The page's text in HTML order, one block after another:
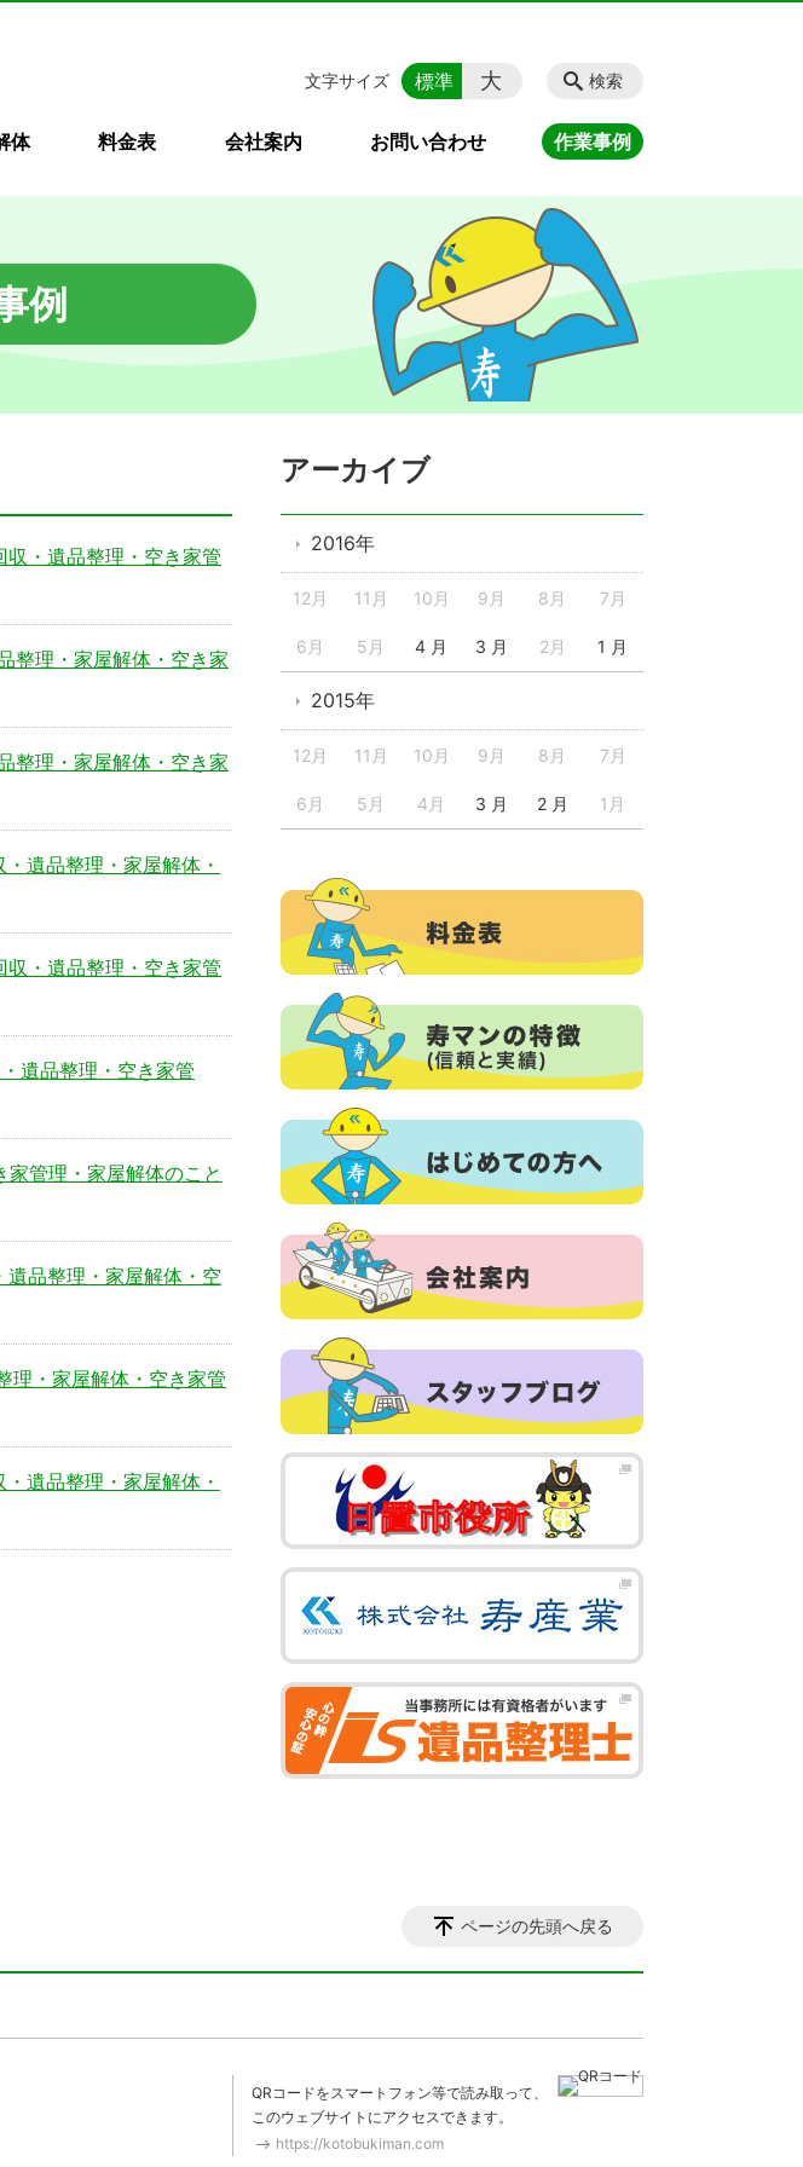
体 料金表 会社案内 お問い合わせ 作業事例
検索
文字サイズ 標準 大
例
・遺品整理・空き家管
整理・家屋解体・空き家
整理・家屋解体・空き家
遺品整理・家屋解体・
・遺品整理・空き家管
品整理・空き家管
管理・家屋解体のこと
品整理・家屋解体・空
・家屋解体・空き家管
遺品整理・家屋解体・
アーカイブ
2016年
12月 11月 10月 9月 8月 7月
6月 5月 4 月 3 月 2月 1 月
2015年
12月 11月 10月 9月 8月 7月
6月 5月 4月 3 月 2 月 1月
ページの先頭へ戻る
QRコードをスマートフォン等で読み取って、
このウェブサイトにアクセスできます。
https://kotobukiman.com